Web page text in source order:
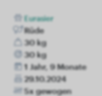
Eurasier
Rüde
30 kg
30 kg
1 Jahr, 9 Monate
29.10.2024
5x gewogen